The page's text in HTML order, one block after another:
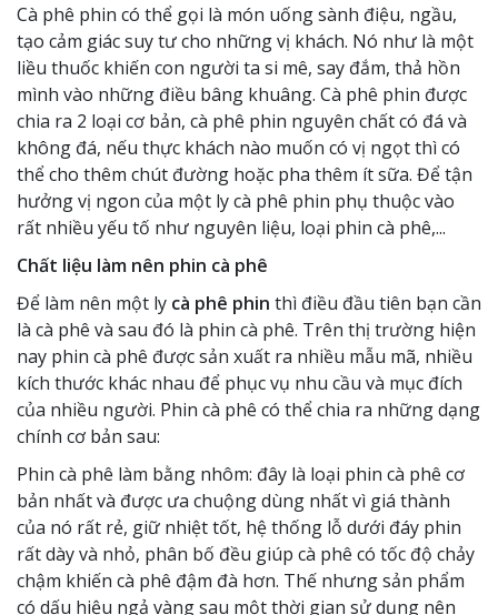
Cà phê phin có thể gọi là món uống sành điệu, ngầu,
tạo cảm giác suy tư cho những vị khách. Nó như là một
liều thuốc khiến con người ta si mê, say đắm, thả hồn
mình vào những điều bâng khuâng. Cà phê phin được
chia ra 2 loại cơ bản, cà phê phin nguyên chất có đá và
không đá, nếu thực khách nào muốn có vị ngọt thì có
thể cho thêm chút đường hoặc pha thêm ít sữa. Để tận
hưởng vị ngon của một ly cà phê phin phụ thuộc vào
rất nhiều yếu tố như nguyên liệu, loại phin cà phê,...
Chất liệu làm nên phin cà phê
Để làm nên một ly cà phê phin thì điều đầu tiên bạn cần
là cà phê và sau đó là phin cà phê. Trên thị trường hiện
nay phin cà phê được sản xuất ra nhiều mẫu mã, nhiều
kích thước khác nhau để phục vụ nhu cầu và mục đích
của nhiều người. Phin cà phê có thể chia ra những dạng
chính cơ bản sau:
Phin cà phê làm bằng nhôm: đây là loại phin cà phê cơ
bản nhất và được ưa chuộng dùng nhất vì giá thành
của nó rất rẻ, giữ nhiệt tốt, hệ thống lỗ dưới đáy phin
rất dày và nhỏ, phân bố đều giúp cà phê có tốc độ chảy
chậm khiến cà phê đậm đà hơn. Thế nhưng sản phẩm
có dấu hiệu ngả vàng sau một thời gian sử dụng nên